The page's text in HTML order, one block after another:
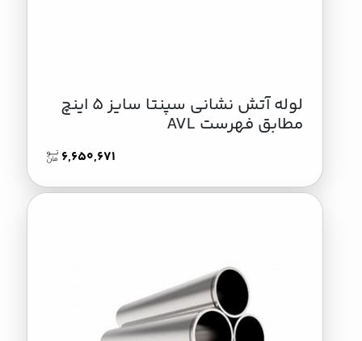
لوله آتش نشانی سپنتا سایز 5 اینچ
مطابق فهرست AVL
6,650,671